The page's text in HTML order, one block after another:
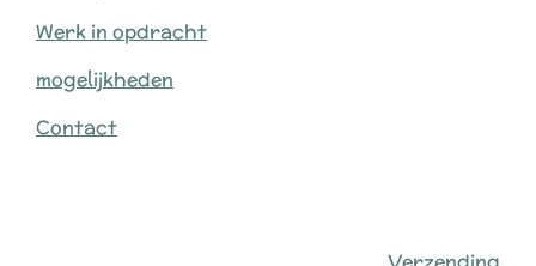
Werk in opdracht
mogelijkheden
Contact